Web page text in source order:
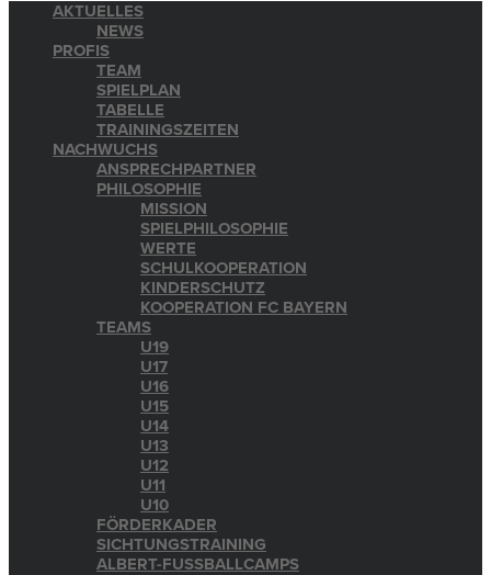
AKTUELLES
NEWS
PROFIS
TEAM
SPIELPLAN
TABELLE
TRAININGSZEITEN
NACHWUCHS
ANSPRECHPARTNER
PHILOSOPHIE
MISSION
SPIELPHILOSOPHIE
WERTE
SCHULKOOPERATION
KINDERSCHUTZ
KOOPERATION FC BAYERN
TEAMS
U19
U17
U16
U15
U14
U13
U12
U11
U10
FÖRDERKADER
SICHTUNGSTRAINING
ALBERT-FUSSBALLCAMPS